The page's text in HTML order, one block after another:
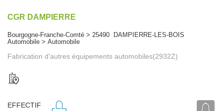
CGR DAMPIERRE
Bourgogne-Franche-Comté > 25490 DAMPIERRE-LES-BOIS
Automobile > Automobile
Fabrication d'autres équipements automobiles(2932Z)
EFFECTIF